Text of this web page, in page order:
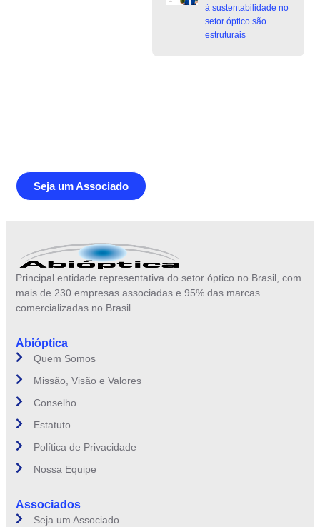
à sustentabilidade no
setor óptico são
estruturais
Seja um Associado
Principal entidade representativa do setor óptico no Brasil, com
mais de 230 empresas associadas e 95% das marcas
comercializadas no Brasil
Abióptica
Quem Somos
Missão, Visão e Valores
Conselho
Estatuto
Política de Privacidade
Nossa Equipe
Associados
Seja um Associado